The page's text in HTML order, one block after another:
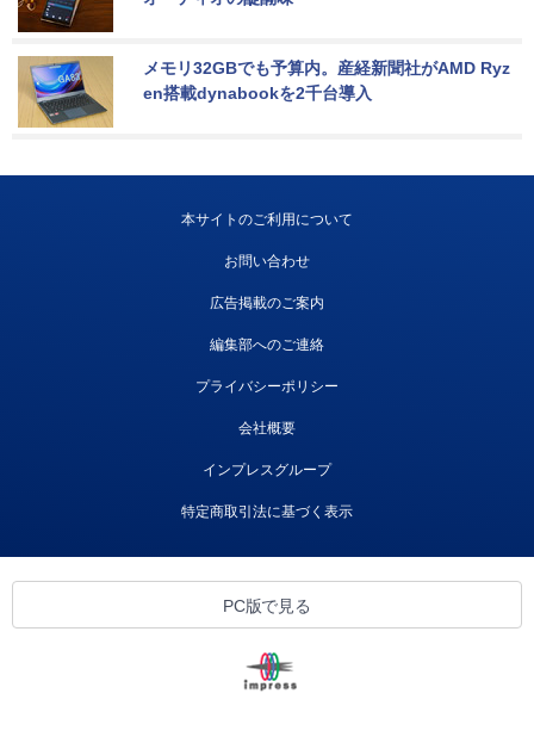
メモリ32GBでも予算内。産経新聞社がAMD Ryz
en搭載dynabookを2千台導入
本サイトのご利用について
お問い合わせ
広告掲載のご案内
編集部へのご連絡
プライバシーポリシー
会社概要
インプレスグループ
特定商取引法に基づく表示
PC版で見る